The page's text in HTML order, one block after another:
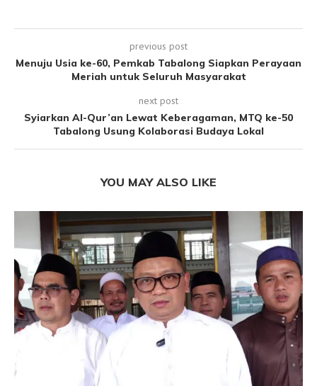
previous post
Menuju Usia ke-60, Pemkab Tabalong Siapkan Perayaan
Meriah untuk Seluruh Masyarakat
next post
Syiarkan Al-Qur’an Lewat Keberagaman, MTQ ke-50
Tabalong Usung Kolaborasi Budaya Lokal
YOU MAY ALSO LIKE